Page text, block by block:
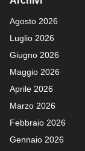
Agosto 2026
Luglio 2026
Giugno 2026
Maggio 2026
Aprile 2026
Marzo 2026
Febbraio 2026
Gennaio 2026